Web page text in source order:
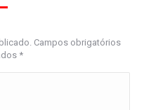
Campos obrigatórios
*